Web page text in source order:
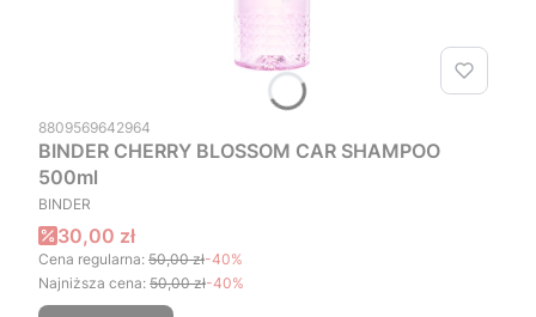
Kod produktu
8809569642964
BINDER CHERRY BLOSSOM CAR SHAMPOO
500ml
PRODUCENT
BINDER
Cena promocyjna
30,00 zł
Cena regularna: 50,00 zł-40%
Najniższa cena: 50,00 zł-40%